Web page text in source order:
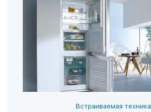
Встраиваемая техника